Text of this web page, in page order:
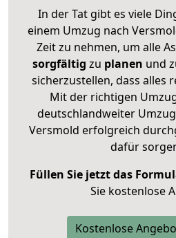
In der Tat gibt es viele
einem Umzug nach
Zeit zu nehmen, um alle
sorgfältig zu planen und
sicherzustellen, dass alles
Mit der richtigen
deutschlandweiter
Versmold erfolgreich
dafür
Füllen Sie jetzt das
Sie kostenlose
Kostenlose